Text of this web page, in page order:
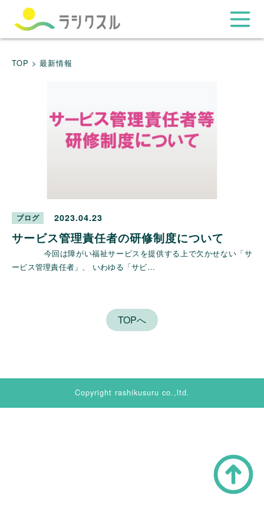
TOP > 最新情報
ブログ 2023.04.23
サービス管理責任者の研修制度について
今回は障がい福祉サービスを提供する上で欠かせない「サ
ービス管理責任者」、 いわゆる「サビ…
TOPへ
Copyright rashikusuru co.,ltd.